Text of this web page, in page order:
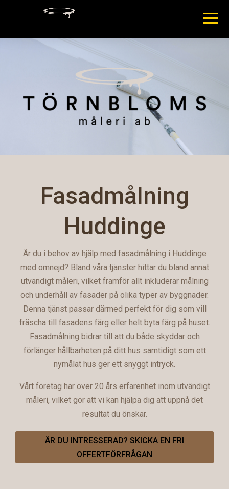
Fasadmålning
Huddinge
Är du i behov av hjälp med fasadmålning i Huddinge
med omnejd? Bland våra tjänster hittar du bland annat
utvändigt måleri, vilket framför allt inkluderar målning
och underhåll av fasader på olika typer av byggnader.
Denna tjänst passar därmed perfekt för dig som vill
fräscha till fasadens färg eller helt byta färg på huset.
Fasadmålning bidrar till att du både skyddar och
förlänger hållbarheten på ditt hus samtidigt som ett
nymålat hus ger ett snyggt intryck.
Vårt företag har över 20 års erfarenhet inom utvändigt
måleri, vilket gör att vi kan hjälpa dig att uppnå det
resultat du önskar.
ÄR DU INTRESSERAD? SKICKA EN FRI
OFFERTFÖRFRÅGAN